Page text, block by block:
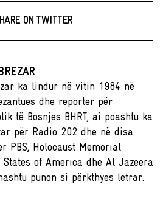
ON TWITTER
ka lindur në vitin 1984 në
dhe reporter për
të Bosnjes BHRT, ai poashtu ka
për Radio 202 dhe në disa
PBS, Holocaust Memorial
States of America dhe Al Jazeera
punon si përkthyes letrar.